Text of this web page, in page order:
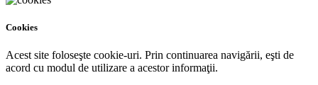
Cookies
Acest site foloseşte cookie-uri. Prin continuarea navigării, eşti de
acord cu modul de utilizare a acestor informaţii.